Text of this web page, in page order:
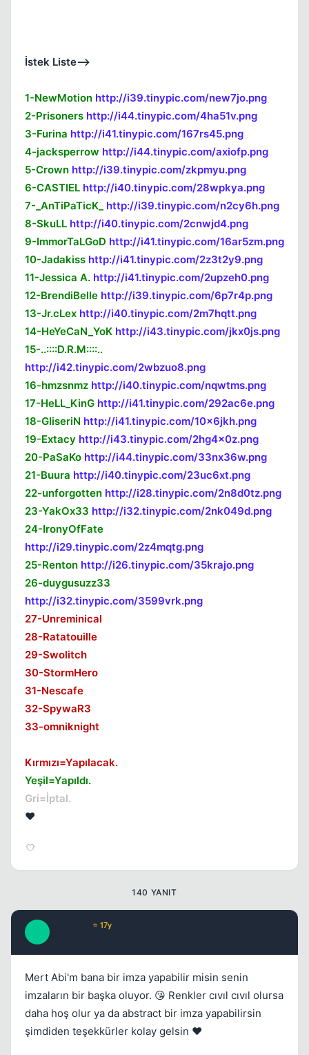
İstek Liste-->
1-NewMotion http://i39.tinypic.com/new7jo.png
2-Prisoners http://i44.tinypic.com/4ha51v.png
3-Furina http://i41.tinypic.com/167rs45.png
4-jacksperrow http://i44.tinypic.com/axiofp.png
5-Crown http://i39.tinypic.com/zkpmyu.png
6-CASTIEL http://i40.tinypic.com/28wpkya.png
7-_AnTiPaTicK_ http://i39.tinypic.com/n2cy6h.png
8-SkuLL http://i40.tinypic.com/2cnwjd4.png
9-ImmorTaLGoD http://i41.tinypic.com/16ar5zm.png
10-Jadakiss http://i41.tinypic.com/2z3t2y9.png
11-Jessica A. http://i41.tinypic.com/2upzeh0.png
12-BrendiBelle http://i39.tinypic.com/6p7r4p.png
13-Jr.cLex http://i40.tinypic.com/2m7hqtt.png
14-HeYeCaN_YoK http://i43.tinypic.com/jkx0js.png
15-..::::D.R.M::::..
http://i42.tinypic.com/2wbzuo8.png
16-hmzsnmz http://i40.tinypic.com/nqwtms.png
17-HeLL_KinG http://i41.tinypic.com/292ac6e.png
18-GliseriN http://i41.tinypic.com/10x6jkh.png
19-Extacy http://i43.tinypic.com/2hg4x0z.png
20-PaSaKo http://i44.tinypic.com/33nx36w.png
21-Buura http://i40.tinypic.com/23uc6xt.png
22-unforgotten http://i28.tinypic.com/2n8d0tz.png
23-YakOx33 http://i32.tinypic.com/2nk049d.png
24-IronyOfFate
http://i29.tinypic.com/2z4mqtg.png
25-Renton http://i26.tinypic.com/35krajo.png
26-duygusuzz33
http://i32.tinypic.com/3599vrk.png
27-Unreminical
28-Ratatouille
29-Swolitch
30-StormHero
31-Nescafe
32-SpywaR3
33-omniknight
Kırmızı=Yapılacak.
Yeşil=Yapıldı.
Gri=İptal.
❤️
140 YANIT
⭐ 17y
Mert Abi'm bana bir imza yapabilir misin senin
imzaların bir başka oluyor. 😘 Renkler cıvıl cıvıl olursa
daha hoş olur ya da abstract bir imza yapabilirsin
şimdiden teşekkürler kolay gelsin ❤️